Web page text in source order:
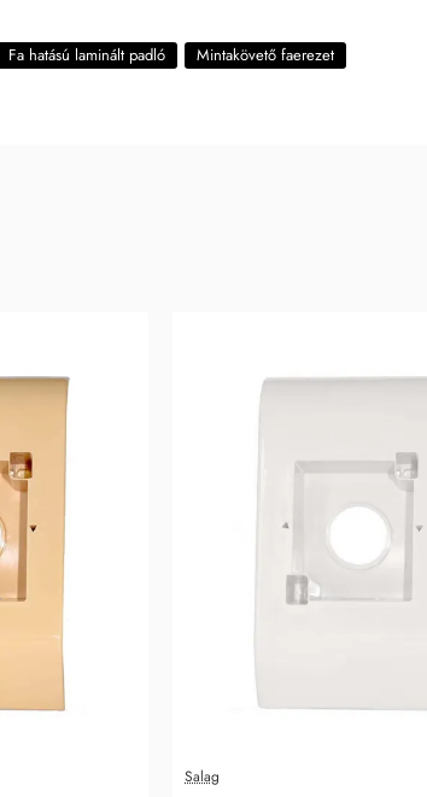
Fa hatású laminált padló Mintakövető faerezet
Salag